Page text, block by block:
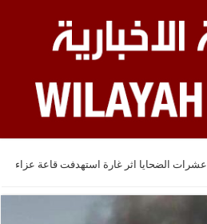
عشرات الضحايا اثر غارة استهدفت قاعة عزاء